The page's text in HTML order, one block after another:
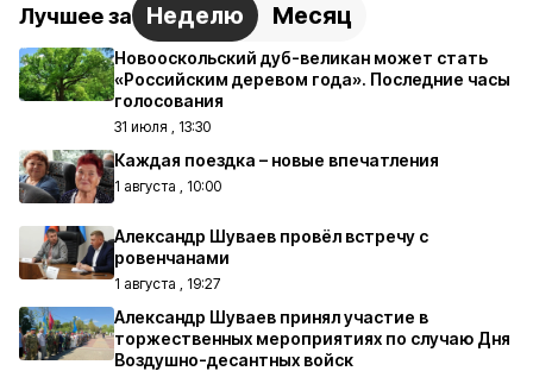
Лучшее за Неделю Месяц
Новооскольский дуб-великан может стать
«Российским деревом года». Последние часы
голосования
31 июля , 13:30
Каждая поездка – новые впечатления
1 августа , 10:00
Александр Шуваев провёл встречу с
ровенчанами
1 августа , 19:27
Александр Шуваев принял участие в
торжественных мероприятиях по случаю Дня
Воздушно-десантных войск